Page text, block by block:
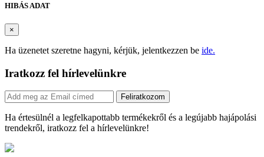
HIBÁS ADAT
×
Ha üzenetet szeretne hagyni, kérjük, jelentkezzen be ide.
Iratkozz fel hírlevelünkre
Feliratkozom
Ha értesülnél a legfelkapottabb termékekről és a legújabb hajápolási
trendekről, iratkozz fel a hírlevelünkre!